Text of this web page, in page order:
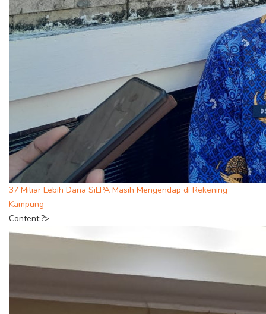
37 Miliar Lebih Dana SiLPA Masih Mengendap di Rekening
Kampung
Content;?>